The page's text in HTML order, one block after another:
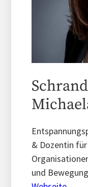
& Dozentin für
und